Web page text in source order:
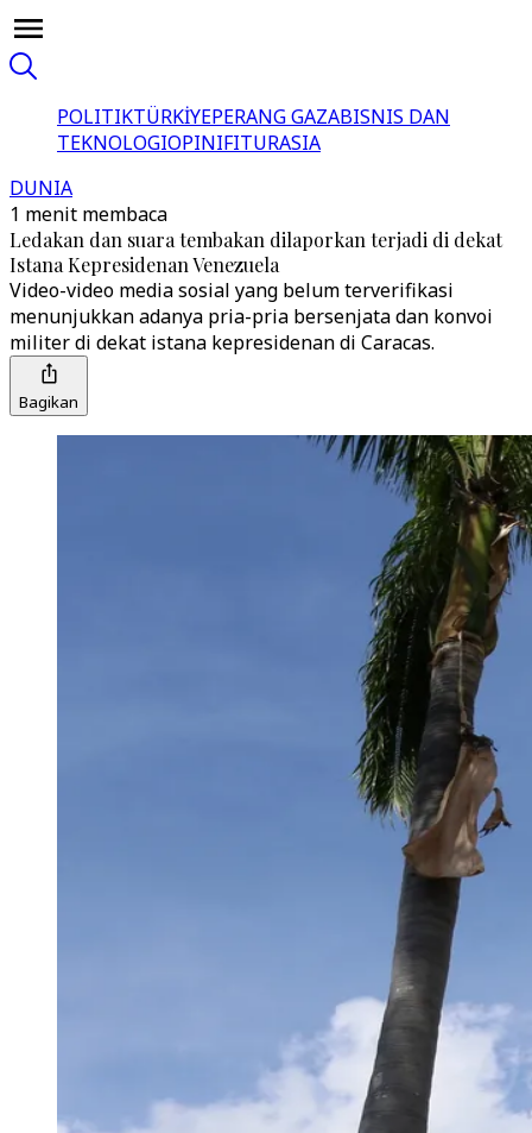
POLITIKTÜRKİYEPERANG GAZABISNIS DAN
TEKNOLOGIOPINIFITURASIA
DUNIA
1 menit membaca
Ledakan dan suara tembakan dilaporkan terjadi di dekat
Istana Kepresidenan Venezuela
Video-video media sosial yang belum terverifikasi
menunjukkan adanya pria-pria bersenjata dan konvoi
militer di dekat istana kepresidenan di Caracas.
Bagikan